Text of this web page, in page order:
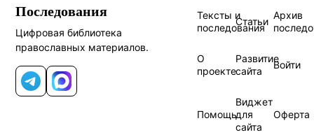
Последования
Цифровая библиотека
православных материалов.
Telegram
MAX
Тексты и
последования
Статьи
Архив
О
проекте
Развитие
сайта
Войти
Помощь
Виджет
для
сайта
Оферта